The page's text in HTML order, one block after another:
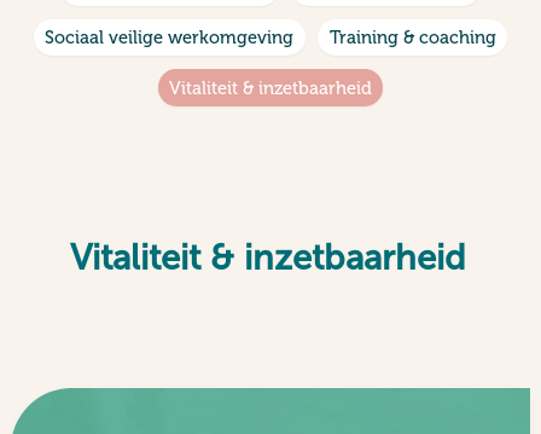
category
Sociaal veilige werkomgeving Training & coaching
Vitaliteit & inzetbaarheid
Vitaliteit & inzetbaarheid